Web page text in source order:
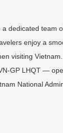
a dedicated team
enjoy a
visiting
GP LHQT —
National